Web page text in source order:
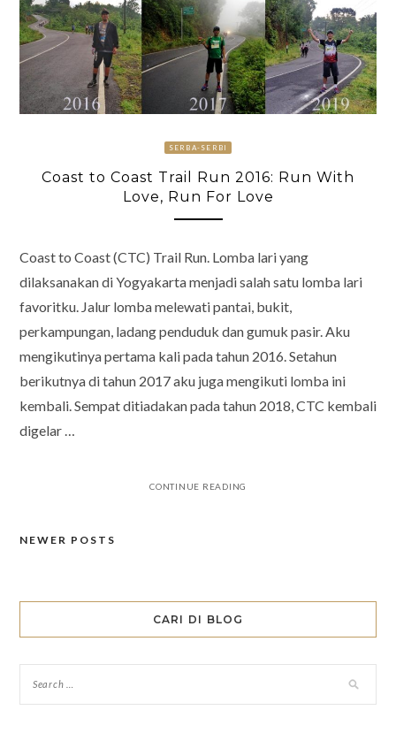
SERBA-SERBI
Coast to Coast Trail Run 2016: Run With
Love, Run For Love
Coast to Coast (CTC) Trail Run. Lomba lari yang
dilaksanakan di Yogyakarta menjadi salah satu lomba lari
favoritku. Jalur lomba melewati pantai, bukit,
perkampungan, ladang penduduk dan gumuk pasir. Aku
mengikutinya pertama kali pada tahun 2016. Setahun
berikutnya di tahun 2017 aku juga mengikuti lomba ini
kembali. Sempat ditiadakan pada tahun 2018, CTC kembali
digelar …
CONTINUE READING
Posts
NEWER POSTS
CARI DI BLOG